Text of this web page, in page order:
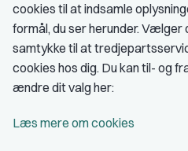
Medlemskab
Fordele som medlem
Kontingent
cookies til at indsamle
formål, du ser herunder.
samtykke til at
cookies hos dig. Du kan til- og
ændre dit valg her:
Læs mere om cookies